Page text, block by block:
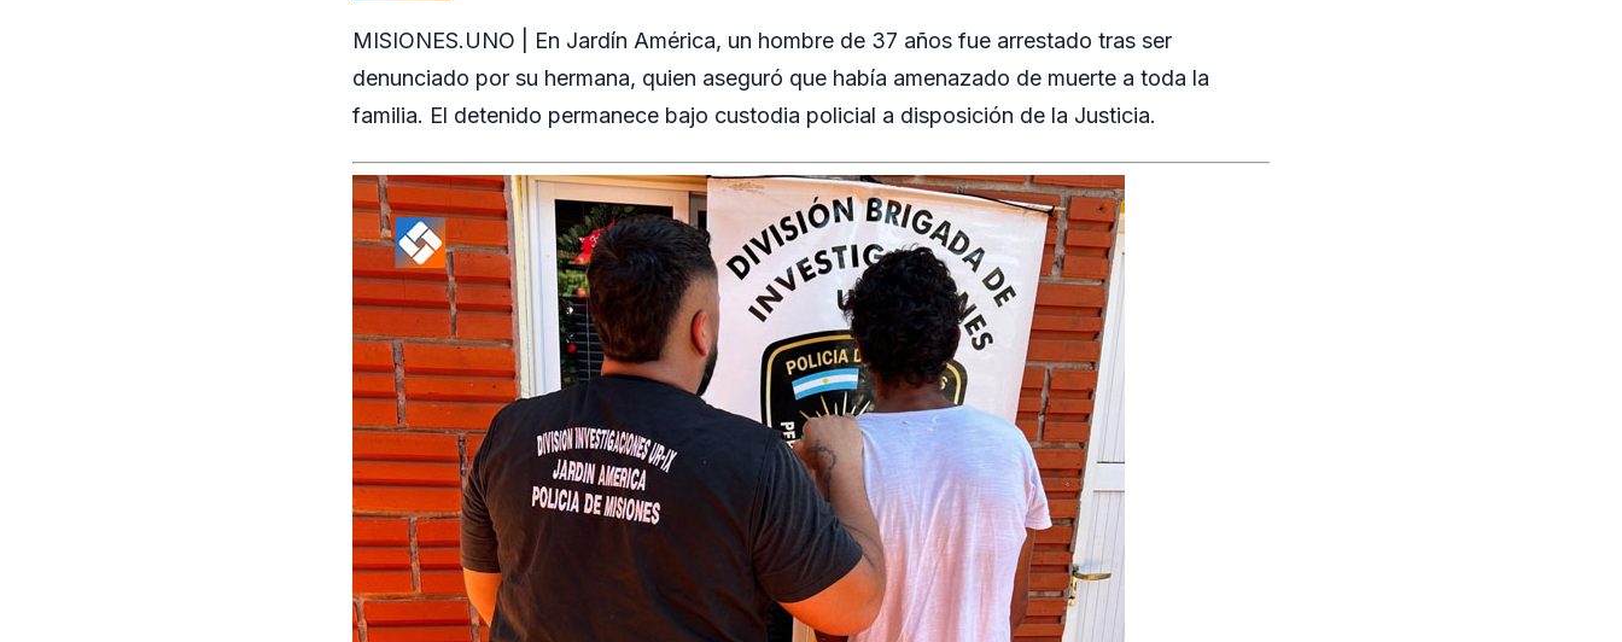
MISIONES.UNO | En Jardín América, un hombre de 37 años fue arrestado tras ser
denunciado por su hermana, quien aseguró que había amenazado de muerte a toda la
familia. El detenido permanece bajo custodia policial a disposición de la Justicia.